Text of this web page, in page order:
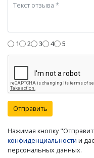
1 2 3 4 5
Отправить
Нажимая кнопку
конфиденциальности и
персональных данных.